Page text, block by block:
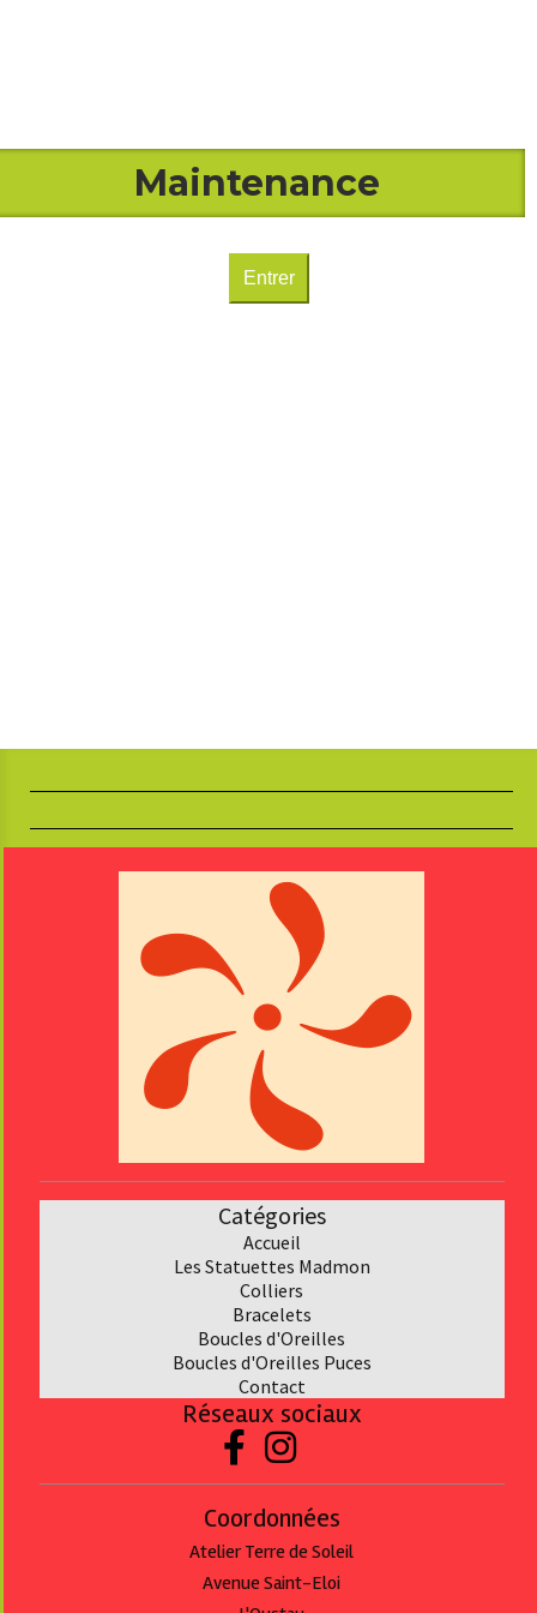
Maintenance
Catégories
Accueil
Les Statuettes Madmon
Colliers
Bracelets
Boucles d'Oreilles
Boucles d'Oreilles Puces
Contact
Réseaux sociaux
 
Coordonnées
Atelier Terre de Soleil
Avenue Saint-Eloi